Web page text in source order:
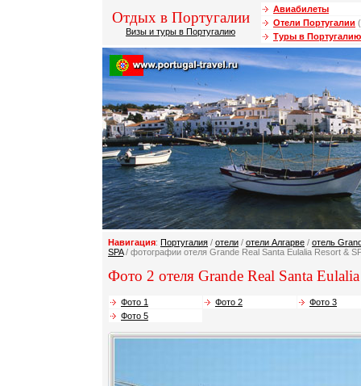
Отдых в Португалии
Визы и туры в Португалию
Авиабилеты
Отели Португалии
Туры в Португалию
Навигация: Португалия / отели / отели Алгарве / отель
SPA/ фотографии отеля Grande Real Santa Eulalia Resort &
Фото 2 отеля Grande Real Santa
Фото 1 Фото 2
Фото 3
Фото 5